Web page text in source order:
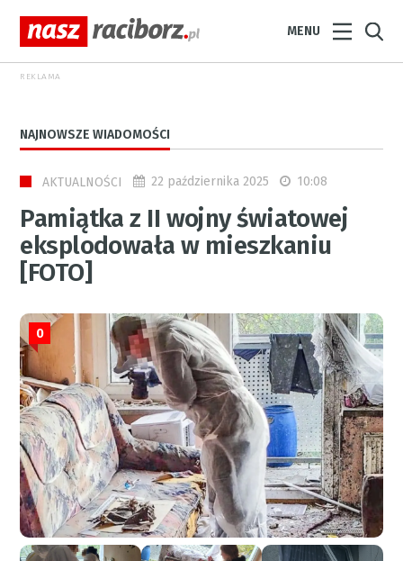
MENU
REKLAMA
NAJNOWSZE WIADOMOŚCI
AKTUALNOŚCI 22 października 2025 10:08
Pamiątka z II wojny światowej
eksplodowała w mieszkaniu
[FOTO]
0